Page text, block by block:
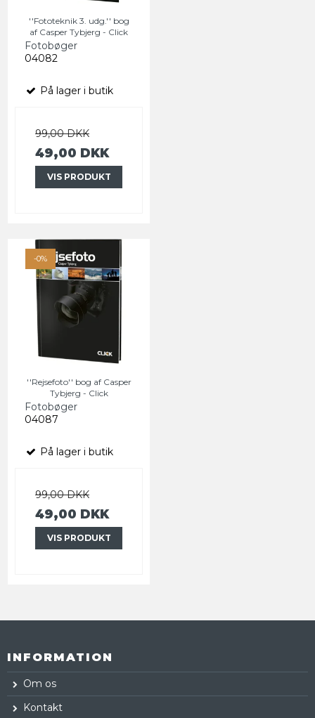
''Fototeknik 3. udg.'' bog
af Casper Tybjerg - Click
Fotobøger
04082
På lager i butik
99,00 DKK
49,00 DKK
VIS PRODUKT
-0%
''Rejsefoto'' bog af Casper
Tybjerg - Click
Fotobøger
04087
På lager i butik
99,00 DKK
49,00 DKK
VIS PRODUKT
INFORMATION
Om os
Kontakt